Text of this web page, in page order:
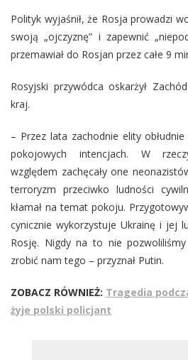
Polityk wyjaśnił, że Rosja prowadzi
swoją „ojczyznę” i zapewnić
przemawiał do Rosjan przez całe 9
Rosyjski przywódca oskarżył
kraj.
– Przez lata zachodnie elity
pokojowych intencjach. W
względem zachęcały one
terroryzm przeciwko ludności
kłamał na temat pokoju.
cynicznie wykorzystuje Ukrainę i jej
Rosję. Nigdy na to nie
zrobić nam tego – przyznał Putin.
ZOBACZ RÓWNIEŻ: Tragedia
żyje polski policjant